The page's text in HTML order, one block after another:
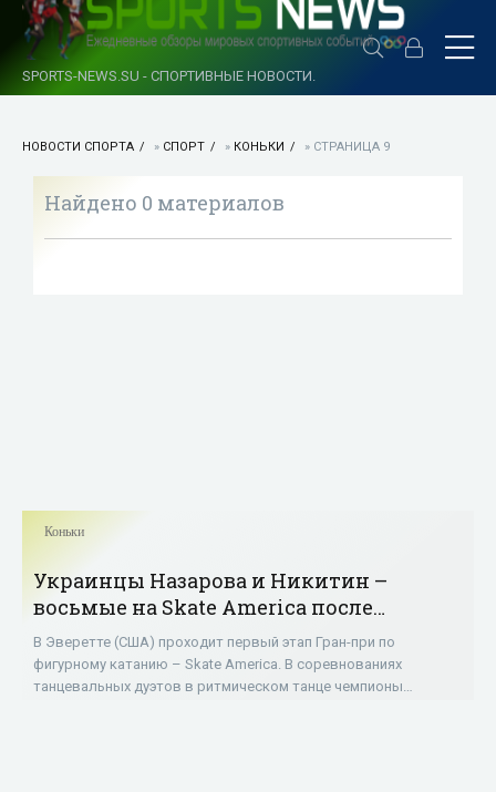
SPORTS-NEWS.SU - СПОРТИВНЫЕ НОВОСТИ.
НОВОСТИ СПОРТА » СПОРТ » КОНЬКИ » СТРАНИЦА 9
Найдено 0 материалов
Коньки
Украинцы Назарова и Никитин –
восьмые на Skate America после
ритмического танца - «Фигурное
катание»
В Эверетте (США) проходит первый этап Гран-при по
фигурному катанию – Skate America. В соревнованиях
танцевальных дуэтов в ритмическом танце чемпионы